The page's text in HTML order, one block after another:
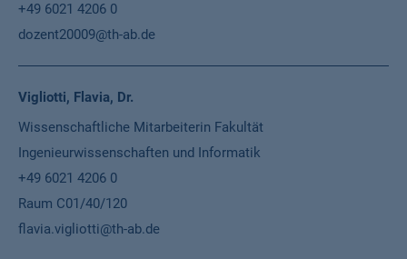
+49 6021 4206 0
dozent20009@th-ab.de
Vigliotti, Flavia, Dr.
Wissenschaftliche Mitarbeiterin Fakultät
Ingenieurwissenschaften und Informatik
+49 6021 4206 0
Raum C01/40/120
flavia.vigliotti@th-ab.de